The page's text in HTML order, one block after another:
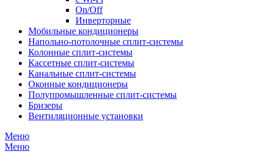
On/Off
Инверторные
Мобильные кондиционеры
Напольно-потолоч​ные ​сплит-системы
Колонные ​​сплит-системы
Кассетные сплит-системы
Канальные сплит-системы
Оконные кондиционеры
Полупромышленные сплит-системы
Бризеры
Вентиляционные установки
Меню
Меню